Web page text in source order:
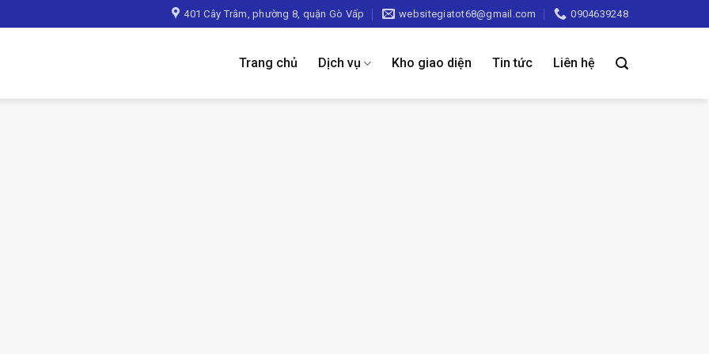
401 Cây Trâm, phường 8, quận Gò Vấp websitegiatot68@gmail.com 0904639248
Trang chủ Dịch vụ Kho giao diện Tin tức Liên hệ